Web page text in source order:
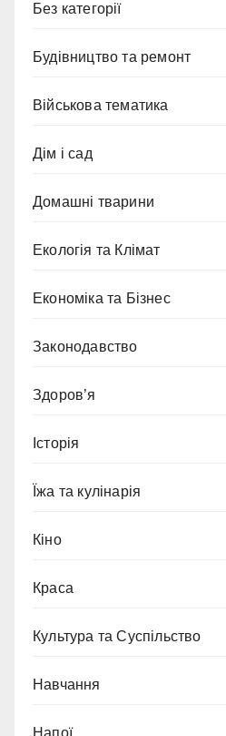
Без категорії
Будівництво та ремонт
Військова тематика
Дім і сад
Домашні тварини
Екологія та Клімат
Економіка та Бізнес
Законодавство
Здоров’я
Історія
Їжа та кулінарія
Кіно
Краса
Культура та Суспільство
Навчання